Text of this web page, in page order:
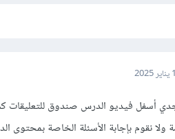
1 يناير 2025
أسفل فيديو الدرس صندوق للتعليقات
ولا نقوم بإجابة الأسئلة الخاصة